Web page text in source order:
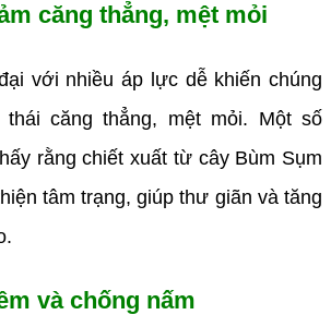
căng thẳng, mệt mỏi
với nhiều áp lực dễ khiến chúng
căng thẳng, mệt mỏi. Một số
rằng chiết xuất từ cây Bùm Sụm
tâm trạng, giúp thư giãn và tăng
và chống nấm